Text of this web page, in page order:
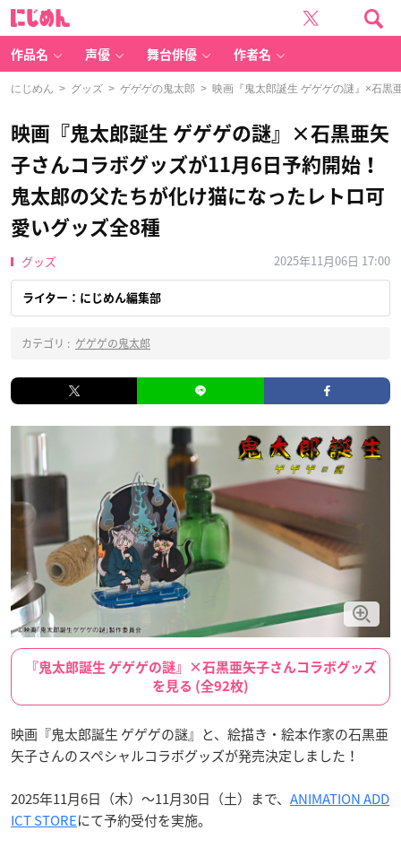
作品名 声優 舞台俳優 作者名
にじめん > グッズ > ゲゲゲの鬼太郎 > 映画『鬼太郎誕生 ゲゲゲの謎』×石黒
映画『鬼太郎誕生 ゲゲゲの謎』×石黒亜矢
子さんコラボグッズが11月6日予約開始！
鬼太郎の父たちが化け猫になったレトロ可
愛いグッズ全8種
グッズ 2025年11月06日 17:00
ライター：にじめん編集部
カテゴリ : ゲゲゲの鬼太郎
『鬼太郎誕生 ゲゲゲの謎』×石黒亜矢子さんコラボグッズ
を見る (全92枚)
映画『鬼太郎誕生 ゲゲゲの謎』と、絵描き・絵本作家の石黒亜
矢子さんのスペシャルコラボグッズが発売決定しました！
2025年11月6日（木）〜11月30日（土）まで、 ANIMATION ADD
ICT STOREにて予約受付を実施。